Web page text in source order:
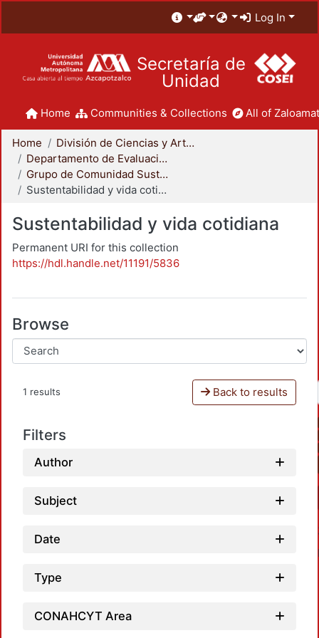
Log In
Secretaría de
Unidad
Home Communities & Collections All of
Home
División de Ciencias y Artes para el Diseño
Departamento de Evaluación del Diseño en el Tiempo
Grupo de Comunidad Sustentable
Sustentabilidad y vida cotidiana
Sustentabilidad y vida cotidiana
Permanent URI for this collection
https://hdl.handle.net/11191/5836
Browse
1 results Back to results
Filters
Author
Subject
Date
Type
CONAHCYT Area